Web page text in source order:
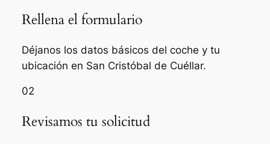
Rellena el formulario
Déjanos los datos básicos del coche y tu
ubicación en San Cristóbal de Cuéllar.
02
Revisamos tu solicitud